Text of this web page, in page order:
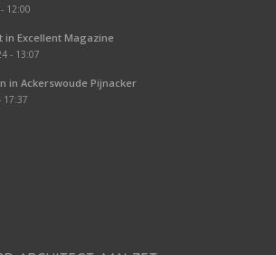
12:00
in Excellent Magazine
- 13:07
in Ackerswoude Pijnacker
17:37